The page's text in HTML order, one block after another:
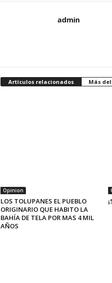
admin
Artículos relacionados Más
Opinion
LOS TOLUPANES EL PUEBLO
ORIGINARIO QUE HABITO LA
BAHÍA DE TELA POR MAS 4 MIL
AÑOS